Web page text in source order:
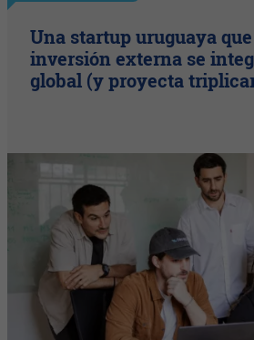
Una startup uruguaya
inversión externa se
global (y proyecta